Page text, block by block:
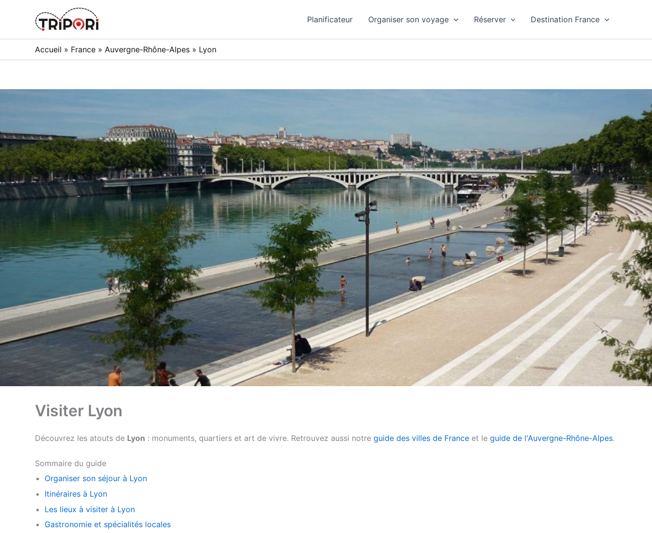
Planificateur Organiser son voyage Réserver Destination France
Accueil » France » Auvergne-Rhône-Alpes » Lyon
Visiter Lyon
Découvrez les atouts de Lyon : monuments, quartiers et art de vivre. Retrouvez aussi notre guide des villes de France et le guide de l'Auvergne-Rhône-Alpes.
Sommaire du guide
Organiser son séjour à Lyon
Itinéraires à Lyon
Les lieux à visiter à Lyon
Gastronomie et spécialités locales